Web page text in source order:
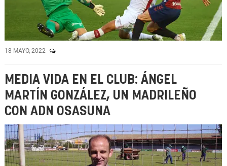
18 MAYO, 2022
MEDIA VIDA EN EL CLUB: ÁNGEL
MARTÍN GONZÁLEZ, UN MADRILEÑO
CON ADN OSASUNA